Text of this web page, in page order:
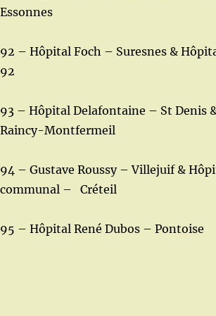
Essonnes
92 – Hôpital Foch – Suresnes &
92
93 – Hôpital Delafontaine – St Denis
Raincy-Montfermeil
94 – Gustave Roussy – Villejuif &
communal – Créteil
95 – Hôpital René Dubos – Pontoise